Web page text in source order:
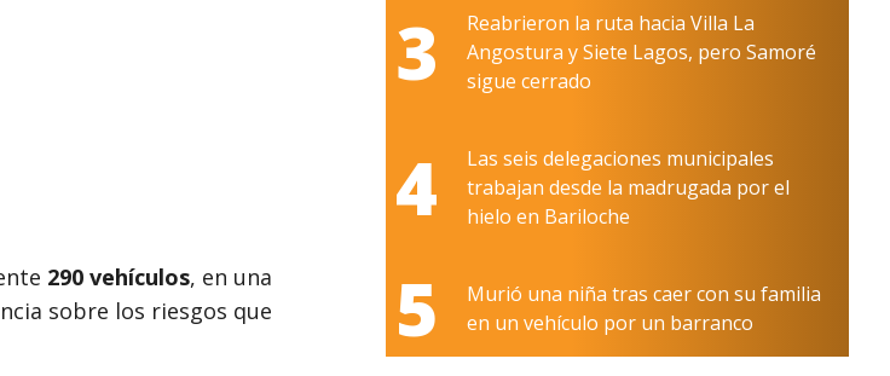
290 vehículos, en una
sobre los riesgos que
3
Reabrieron la ruta hacia Villa La
Angostura y Siete Lagos, pero Samoré
sigue cerrado
4
Las seis delegaciones municipales
trabajan desde la madrugada por el
hielo en Bariloche
5
Murió una niña tras caer con su familia
en un vehículo por un barranco